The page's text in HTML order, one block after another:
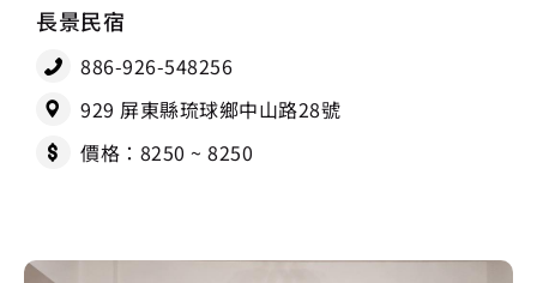
長景民宿
886-926-548256
929 屏東縣琉球鄉中山路28號
價格：8250 ~ 8250